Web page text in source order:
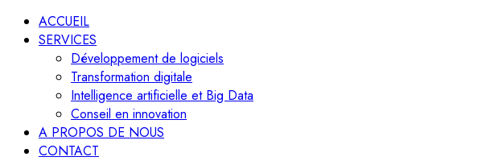
ACCUEIL
SERVICES
Développement de logiciels
Transformation digitale
Intelligence artificielle et Big Data
Conseil en innovation
A PROPOS DE NOUS
CONTACT